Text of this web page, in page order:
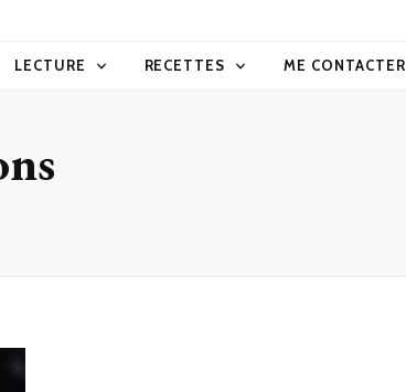
LECTURE RECETTES ME CONTACTER